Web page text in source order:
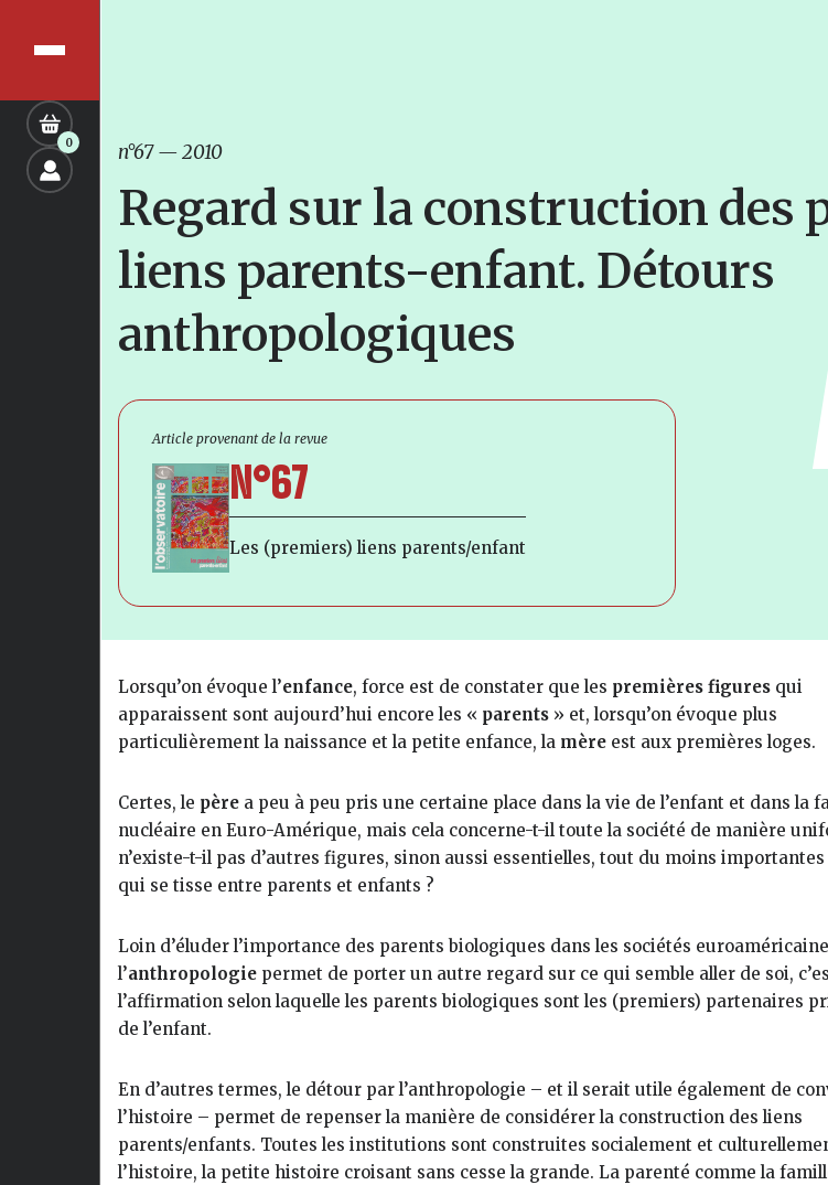
0 n°67—2010
Regard sur la construction des
liens parents-enfant. Détours
anthropologiques
Article provenant de la revue
N°67
Les (premiers) liens parents/enfant
Lorsqu’on évoque l’enfance, force est de constater que les premières figures qui
apparaissent sont aujourd’hui encore les « parents » et, lorsqu’on évoque plus
particulièrement la naissance et la petite enfance, la mère est aux premières loges.
Certes, le père a peu à peu pris une certaine place dans la vie de l’enfant et dans la
nucléaire en Euro-Amérique, mais cela concerne-t-il toute la société de manière
n’existe-t-il pas d’autres figures, sinon aussi essentielles, tout du moins importantes
qui se tisse entre parents et enfants ?
Loin d’éluder l’importance des parents biologiques dans les sociétés
l’anthropologie permet de porter un autre regard sur ce qui semble aller de soi,
l’affirmation selon laquelle les parents biologiques sont les (premiers) partenaires
de l’enfant.
En d’autres termes, le détour par l’anthropologie – et il serait utile également de
l’histoire – permet de repenser la manière de considérer la construction des liens
parents/enfants. Toutes les institutions sont construites socialement et
l’histoire, la petite histoire croisant sans cesse la grande. La parenté comme la